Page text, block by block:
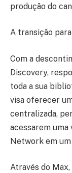
produção do
A transição
Com a
Discovery,
toda a sua
visa oferecer
centralizada,
acessarem uma
Network em
Através do